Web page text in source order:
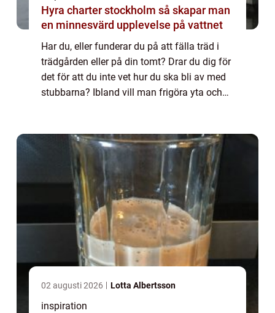
Hyra charter stockholm så skapar man
en minnesvärd upplevelse på vattnet
Har du, eller funderar du på att fälla träd i
trädgården eller på din tomt? Drar du dig för
det för att du inte vet hur du ska bli av med
stubbarna? Ibland vill man frigöra yta och
02 augusti 2026 Lotta Albertsson
inspiration